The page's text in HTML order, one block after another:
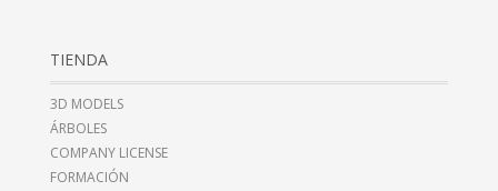
TIENDA
3D MODELS
ÁRBOLES
COMPANY LICENSE
FORMACIÓN